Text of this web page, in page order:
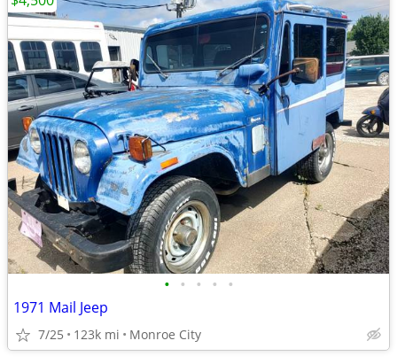
• • • • •
1971 Mail Jeep
7/25 123k mi Monroe City